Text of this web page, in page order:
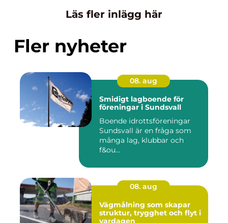
Läs fler inlägg här
Fler nyheter
08. aug
Smidigt lagboende för
föreningar i Sundsvall
Boende idrottsföreningar
Sundsvall är en fråga som
många lag, klubbar och
f&ou...
08. aug
Vägmålning som skapar
struktur, trygghet och flyt i
vardagen